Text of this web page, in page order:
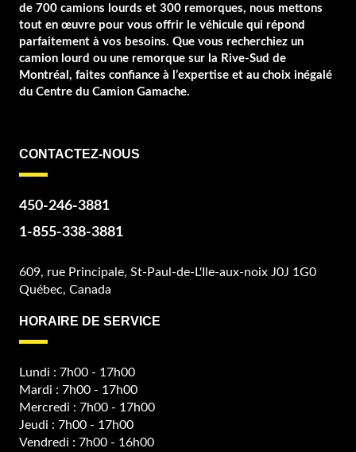
de 700 camions lourds et 300 remorques, nous mettons
tout en œuvre pour vous offrir le véhicule qui répond
parfaitement à vos besoins. Que vous recherchiez un
camion lourd ou une remorque sur la Rive-Sud de
Montréal, faites confiance à l’expertise et au choix inégalé
du Centre du Camion Gamache.
CONTACTEZ-NOUS
450-246-3881
1-855-338-3881
609, rue Principale, St-Paul-de-L'Ile-aux-noix J0J 1G0
Québec, Canada
HORAIRE DE SERVICE
Lundi : 7h00 - 17h00
Mardi : 7h00 - 17h00
Mercredi : 7h00 - 17h00
Jeudi : 7h00 - 17h00
Vendredi : 7h00 - 16h00